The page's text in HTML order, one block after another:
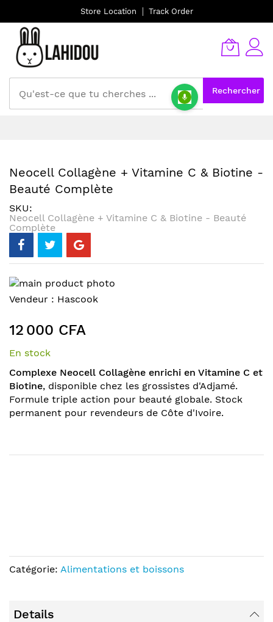
Store Location Track Order
Rechercher
Neocell Collagène + Vitamine C & Biotine -
Beauté Complète
SKU
Neocell Collagène + Vitamine C & Biotine - Beauté
Complète
Skip
to
end
of
the
gallery
Skip
the
beginning
of
images
gallery
Vendeur : Hascook
12 000 CFA
En stock
Complexe Neocell Collagène enrichi en Vitamine C et
Biotine, disponible chez les grossistes d'Adjamé.
Formule triple action pour beauté globale. Stock
permanent pour revendeurs de Côte d'Ivoire.
Catégorie: Alimentations et boissons
Details